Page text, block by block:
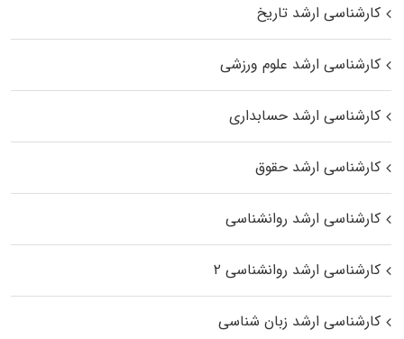
کارشناسی ارشد تاریخ
کارشناسی ارشد علوم ورزشی
کارشناسی ارشد حسابداری
کارشناسی ارشد حقوق
کارشناسی ارشد روانشناسی
کارشناسی ارشد روانشناسی ۲
کارشناسی ارشد زبان شناسی